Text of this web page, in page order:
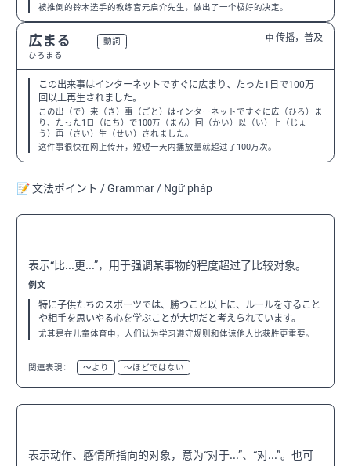
被推倒的铃木选手的教练宫元启介先生，做出了一个极好的决定。
広まる
ひろまる
動詞 中 传播，普及
この出来事はインターネットですぐに広まり、たった1日で100万
回以上再生されました。
この出（で）来（き）事（ごと）はインターネットですぐに広（ひろ）ま
り、たった1日（にち）で100万（まん）回（かい）以（い）上（じょ
う）再（さい）生（せい）されました。
这件事很快在网上传开，短短一天内播放量就超过了100万次。
📝 文法ポイント / Grammar / Ngữ pháp
表示“比...更...”，用于强调某事物的程度超过了比较对象。
例文
特に子供たちのスポーツでは、勝つこと以上に、ルールを守ること
や相手を思いやる心を学ぶことが大切だと考えられています。
尤其是在儿童体育中，人们认为学习遵守规则和体谅他人比获胜更重要。
関連表現： 〜より 〜ほどではない
表示动作、感情所指向的对象，意为“对于...”、“对...”。也可